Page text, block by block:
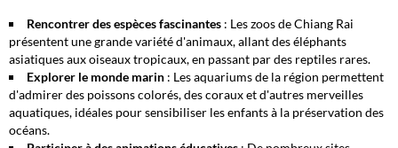
Rencontrer des espèces fascinantes : Les zoos de Chiang Rai
présentent une grande variété d'animaux, allant des éléphants
asiatiques aux oiseaux tropicaux, en passant par des reptiles rares.
Explorer le monde marin : Les aquariums de la région permettent
d'admirer des poissons colorés, des coraux et d'autres merveilles
aquatiques, idéales pour sensibiliser les enfants à la préservation des
océans.